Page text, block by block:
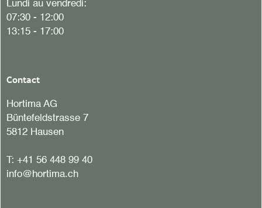
Lundi au vendredi:
07:30 - 12:00
13:15 - 17:00
Contact
Hortima AG
Büntefeldstrasse 7
5812 Hausen
T: +41 56 448 99 40
info@hortima.ch